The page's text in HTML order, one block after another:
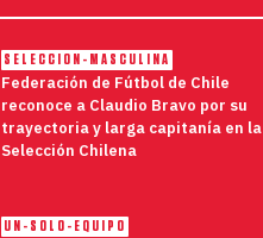
SELECCION-MASCULINA
Federación de Fútbol de Chile
reconoce a Claudio Bravo por su
trayectoria y larga capitanía en la
Selección Chilena
UN-SOLO-EQUIPO